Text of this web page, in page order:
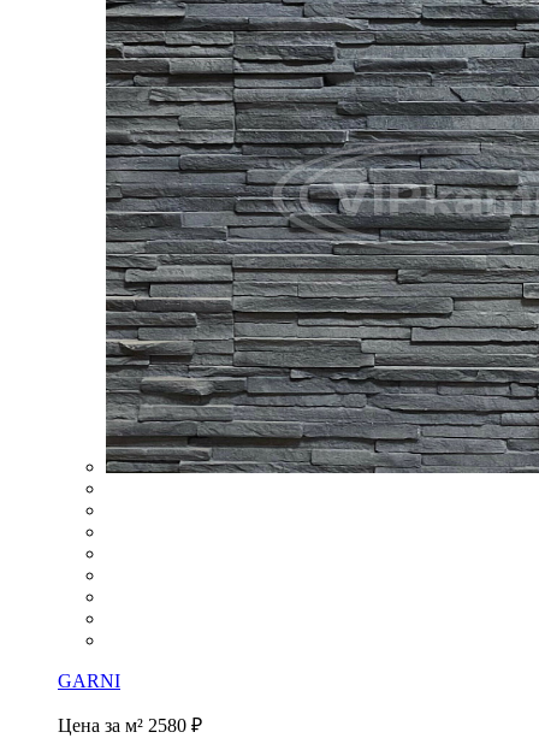
GARNI
Цена за м² 2580 ₽